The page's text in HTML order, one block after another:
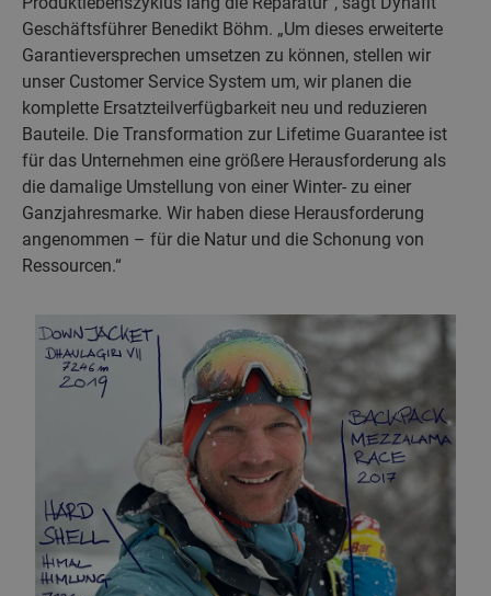
Geschäftsführer Benedikt Böhm. „Um dieses erweiterte
Garantieversprechen umsetzen zu können, stellen wir
unser Customer Service System um, wir planen die
komplette Ersatzteilverfügbarkeit neu und reduzieren
Bauteile. Die Transformation zur Lifetime Guarantee ist
für das Unternehmen eine größere Herausforderung als
die damalige Umstellung von einer Winter- zu einer
Ganzjahresmarke. Wir haben diese Herausforderung
angenommen – für die Natur und die Schonung von
Ressourcen.“